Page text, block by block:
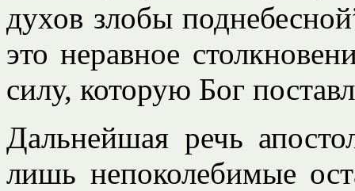
духов злобы
это неравное
силу, которую Бог
Дальнейшая речь
лишь непоколебимые